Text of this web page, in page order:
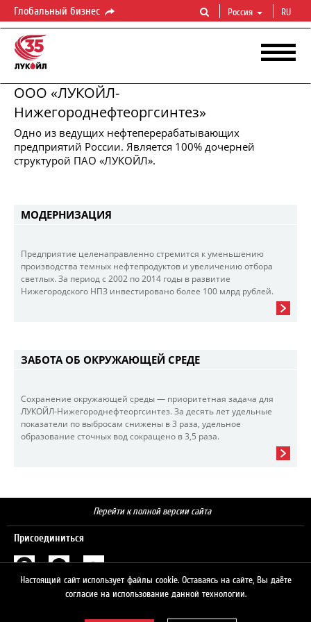
Глобальный бизнес Россия RU
ООО «ЛУКОЙЛ-
Нижегороднефтеоргсинтез»
Одно из ведущих нефтеперерабатывающих
предприятий России. Является 100% дочерней
структурой ПАО «ЛУКОЙЛ».
ЛУКОЙЛ-НИЖЕГОРОДНЕФТЕОРГСИНТЕЗ
Первичная и глубокая переработка нефти
МОДЕРНИЗАЦИЯ
Предприятие целенаправленно стремится к уменьшению
производства темных нефтепродуктов и увеличению отбора
светлых. За период с 2002 по 2014 годы в развитие
Нижегородского НПЗ инвестировано более 100 млрд рублей.
ЗАБОТА ОБ ОКРУЖАЮЩЕЙ СРЕДЕ
Сохранение окружающей среды — приоритетная задача для
ЛУКОЙЛ-Нижегороднефтеоргсинтез. За десять лет удельные
показатели по выбросам снижены в 3 раза, удельное
образование сточных вод сокращено в 3,5 раза.
Перейти к полной версии сайта
Присоединиться
Настоящий сайт использует файлы cookie. Оставаясь на сайте, Вы даёте
согласие на использование данной технологии.